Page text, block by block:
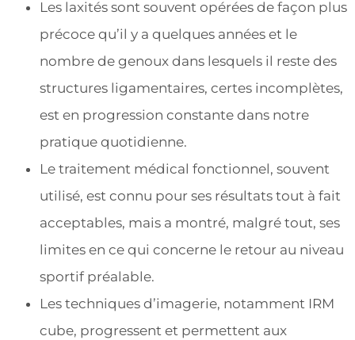
Les laxités sont souvent opérées de façon plus
précoce qu’il y a quelques années et le
nombre de genoux dans lesquels il reste des
structures ligamentaires, certes incomplètes,
est en progression constante dans notre
pratique quotidienne.
Le traitement médical fonctionnel, souvent
utilisé, est connu pour ses résultats tout à fait
acceptables, mais a montré, malgré tout, ses
limites en ce qui concerne le retour au niveau
sportif préalable.
Les techniques d’imagerie, notamment IRM
cube, progressent et permettent aux